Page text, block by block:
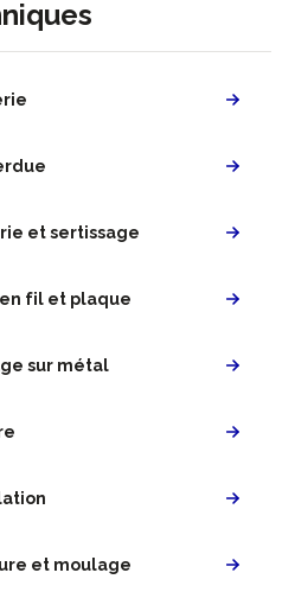
et sertissage
fil et plaque
sur métal
et moulage